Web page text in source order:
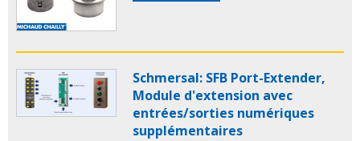
Schmersal: SFB Port-Extender,
Module d'extension avec
entrées/sorties numériques
supplémentaires